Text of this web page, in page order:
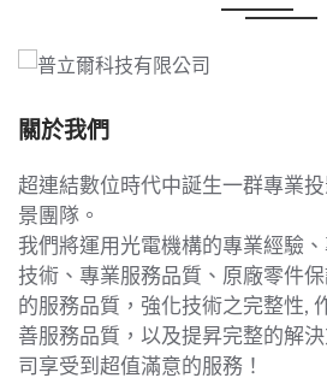
關於我們
超連結數位時代中誕生一群專業
景團隊。
我們將運用光電機構的專業經驗
技術、專業服務品質、原廠零件
的服務品質，強化技術之完整性,
善服務品質，以及提昇完整的解
司享受到超值滿意的服務！